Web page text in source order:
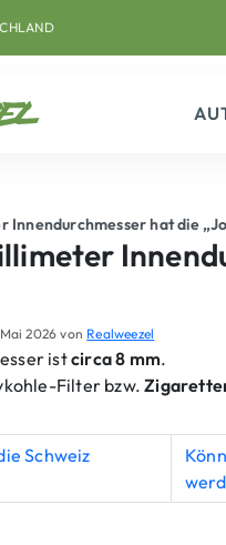
Innendurchmesser hat die
2026von Realweezel
istcirca 8 mm.
Filter bzw.
Schweiz